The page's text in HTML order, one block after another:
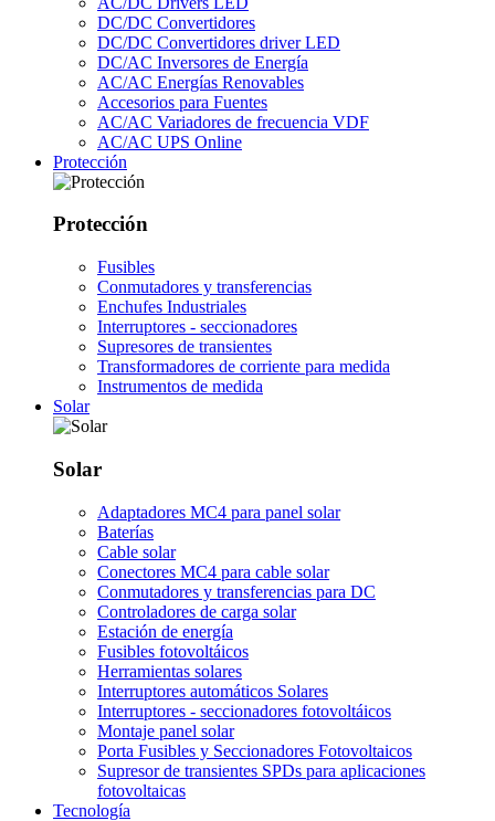
DC/DC Convertidores
DC/DC Convertidores driver LED
DC/AC Inversores de Energía
AC/AC Energías Renovables
Accesorios para Fuentes
AC/AC Variadores de frecuencia VDF
AC/AC UPS Online
Protección
Protección
Fusibles
Conmutadores y transferencias
Enchufes Industriales
Interruptores - seccionadores
Supresores de transientes
Transformadores de corriente para medida
Instrumentos de medida
Solar
Solar
Adaptadores MC4 para panel solar
Baterías
Cable solar
Conectores MC4 para cable solar
Conmutadores y transferencias para DC
Controladores de carga solar
Estación de energía
Fusibles fotovoltáicos
Herramientas solares
Interruptores automáticos Solares
Interruptores - seccionadores fotovoltáicos
Montaje panel solar
Porta Fusibles y Seccionadores Fotovoltaicos
Supresor de transientes SPDs para aplicaciones
fotovoltaicas
Tecnología